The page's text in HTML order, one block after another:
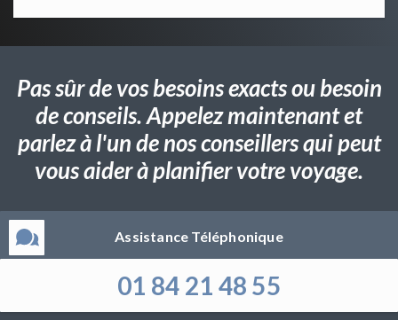
Pas sûr de vos besoins exacts ou besoin
de conseils. Appelez maintenant et
parlez à l'un de nos conseillers qui peut
vous aider à planifier votre voyage.
Assistance Téléphonique
01 84 21 48 55